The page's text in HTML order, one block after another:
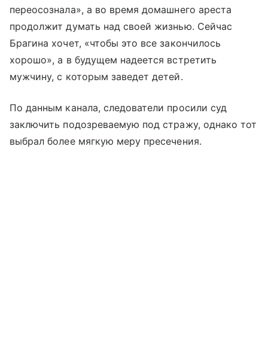
переосознала», а во время домашнего ареста
продолжит думать над своей жизнью. Сейчас
Брагина хочет, «чтобы это все закончилось
хорошо», а в будущем надеется встретить
мужчину, с которым заведет детей.
По данным канала, следователи просили суд
заключить подозреваемую под стражу, однако тот
выбрал более мягкую меру пресечения.